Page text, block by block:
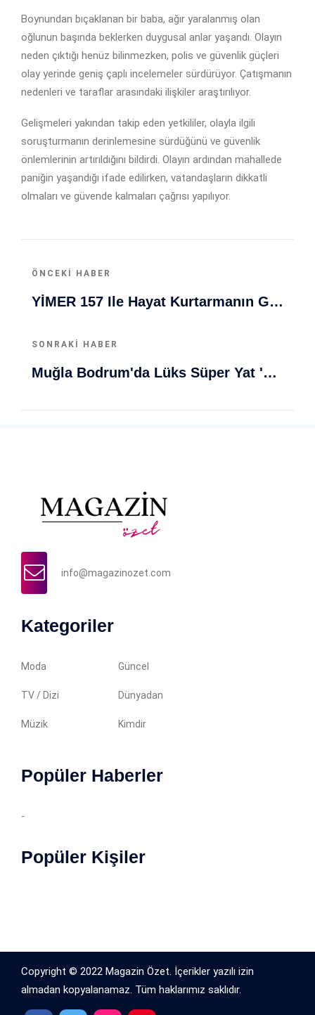
Boynundan bıçaklanan bir baba, ağır yaralanmış olan
oğlunun başında beklerken duygusal anlar yaşandı. Olayın
neden çıktığı henüz bilinmezken, polis ve güvenlik güçleri
olay yerinde geniş çaplı incelemeler sürdürüyor. Çatışmanın
nedenleri ve taraflar arasındaki ilişkiler araştırılıyor.
Gelişmeleri yakından takip eden yetkililer, olayla ilgili
soruşturmanın derinlemesine sürdüğünü ve güvenlik
önlemlerinin artırıldığını bildirdi. Olayın ardından mahallede
paniğin yaşandığı ifade edilirken, vatandaşların dikkatli
olmaları ve güvende kalmaları çağrısı yapılıyor.
ÖNCEKI HABER
YİMER 157 Ile Hayat Kurtarmanın Gücü: 7/24 Yardımda
SONRAKI HABER
Muğla Bodrum'da Lüks Süper Yat 'Golden Odyssey' Demirledi
info@magazinozet.com
Kategoriler
Moda Güncel
TV / Dizi Dünyadan
Müzik Kimdir
Popüler Haberler
-
Popüler Kişiler
Copyright © 2022 Magazin Özet. İçerikler yazılı izin
almadan kopyalanamaz. Tüm haklarımız saklıdır.